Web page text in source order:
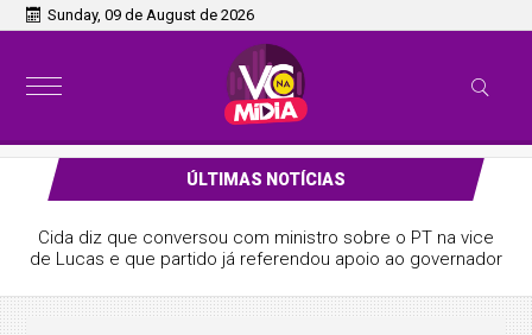
Sunday, 09 de August de 2026
ÚLTIMAS NOTÍCIAS
Cida diz que conversou com ministro sobre o PT na vice
de Lucas e que partido já referendou apoio ao governador